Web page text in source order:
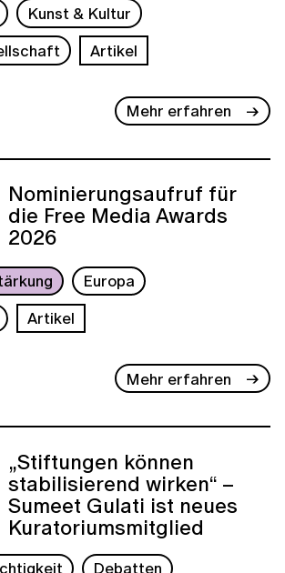
Kunst & Kultur
Artikel
Mehr erfahren
Nominierungsaufruf für
die Free Media Awards
2026
Europa
Artikel
Mehr erfahren
„Stiftungen können
stabilisierend wirken“ –
Sumeet Gulati ist neues
Kuratoriumsmitglied
Debatten